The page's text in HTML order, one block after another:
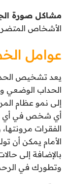
مشاكل صورة
الأشخاص
عوامل
الحداب الوضعي
إلى نمو عظام
أي شخص في أي
الفقرات
الأمام يمكن أن
بالإضافة إلى
وتطورك في